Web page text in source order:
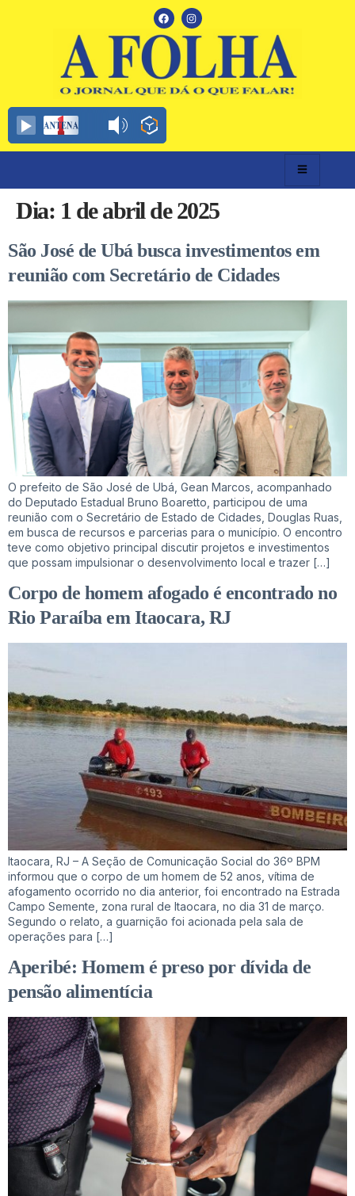
Dia: 1 de abril de 2025
São José de Ubá busca investimentos em
reunião com Secretário de Cidades
O prefeito de São José de Ubá, Gean Marcos, acompanhado
do Deputado Estadual Bruno Boaretto, participou de uma
reunião com o Secretário de Estado de Cidades, Douglas Ruas,
em busca de recursos e parcerias para o município. O encontro
teve como objetivo principal discutir projetos e investimentos
que possam impulsionar o desenvolvimento local e trazer […]
Corpo de homem afogado é encontrado no
Rio Paraíba em Itaocara, RJ
Itaocara, RJ – A Seção de Comunicação Social do 36º BPM
informou que o corpo de um homem de 52 anos, vítima de
afogamento ocorrido no dia anterior, foi encontrado na Estrada
Campo Semente, zona rural de Itaocara, no dia 31 de março.
Segundo o relato, a guarnição foi acionada pela sala de
operações para […]
Aperibé: Homem é preso por dívida de
pensão alimentícia